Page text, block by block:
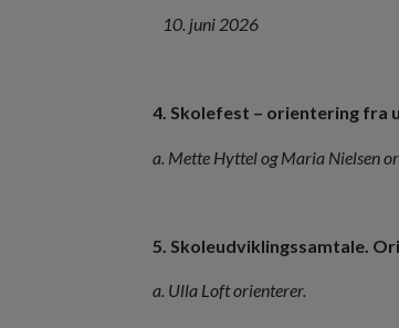
10. juni 2026
4. Skolefest – orientering fra
a. Mette Hyttel og Maria Nielsen
5. Skoleudviklingssamtale.
a. Ulla Loft orienterer.